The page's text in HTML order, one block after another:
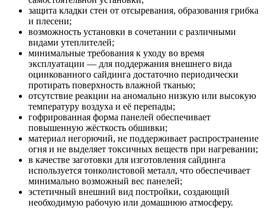
защита кладки стен от отсыревания, образования грибка
и плесени;
возможность установки в сочетании с различными
видами утеплителей;
минимальные требования к уходу во время
эксплуатации — для поддержания внешнего вида
оцинкованного сайдинга достаточно периодически
протирать поверхность влажной тканью;
отсутствие реакции на аномально низкую или высокую
температуру воздуха и её перепады;
гофрированная форма панелей обеспечивает
повышенную жёсткость обшивки;
материал негорючий, не поддерживает распространение
огня и не выделяет токсичных веществ при нагревании;
в качестве заготовки для изготовления сайдинга
используется тонколистовой металл, что обеспечивает
минимально возможный вес панелей;
эстетичный внешний вид постройки, создающий
необходимую рабочую или домашнюю атмосферу.